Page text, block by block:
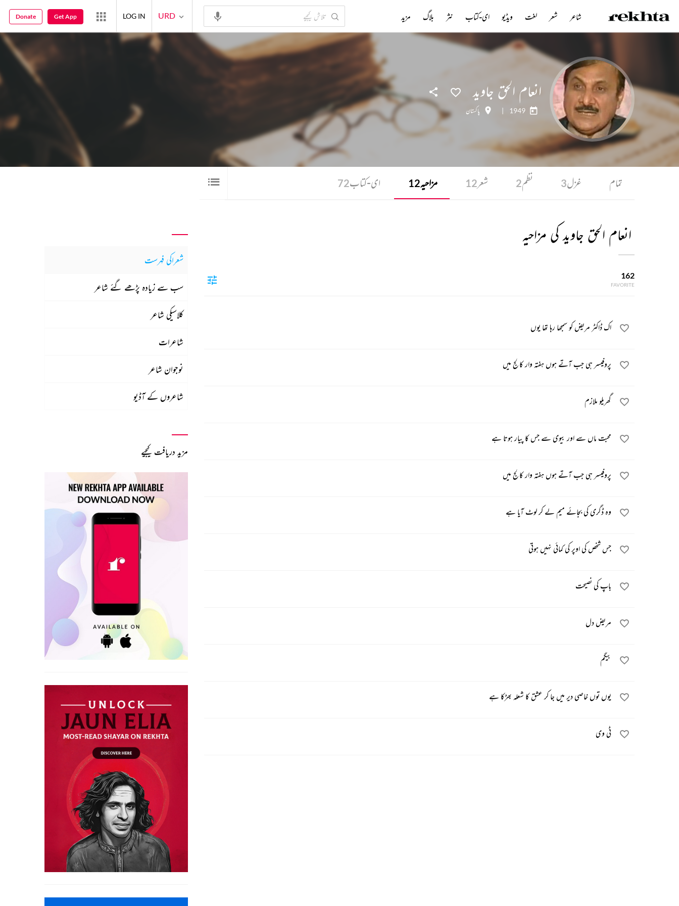
انعام الحق جاوید
1949
| پاکستان
تمام غزل3 نظم2 شعر12 مزاحیہ12 ای-کتاب72
انعام الحق جاوید کی مزاحیہ
162
FAVORITE
اک ڈاکٹر مریض کو سمجھا رہا تھا یوں
پروفیسر ہی جب آتے ہوں ہفتہ وار کالج میں
گھریلو ملازم
محبت ماں سے اور بیوی سے جس کا پیار ہوتا ہے
پروفیسر ہی جب آتے ہوں ہفتہ وار کالج میں
وہ ڈگری کی بجائے میم لے کر لوٹ آیا ہے
جس شخص کی اوپر کی کمائی نہیں ہوتی
باپ کی نصیحت
مریض دل
بیگم
یوں توں خاصی دیر میں جا کر عشق کا شعلہ بھڑکا ہے
ٹی وی
شعراکی فہرست
سب سے زیادہ پڑھے گئے شاعر
کلاسیکی شاعر
شاعرات
نوجوان شاعر
شاعروں کے آڈیو
مزید دریافت کیجیے
شاعر شعر لغت ویڈیو ای-کتاب نثر بلاگ مزید URD
LOG IN
Get App
Donate